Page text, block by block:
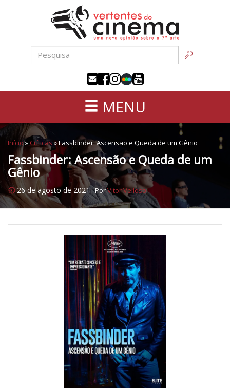
conteúdo
sétima
MENU
Início»Críticas »Fassbinder: Ascensão e Queda de um Gênio
Fassbinder: Ascensão e Queda de um
Gênio
26 de agosto de 2021 PorVitor Velloso